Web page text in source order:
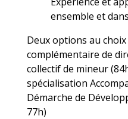
ensemble et
Deux options au
complémentaire de
collectif de mineur
spécialisation
Démarche de
77h)